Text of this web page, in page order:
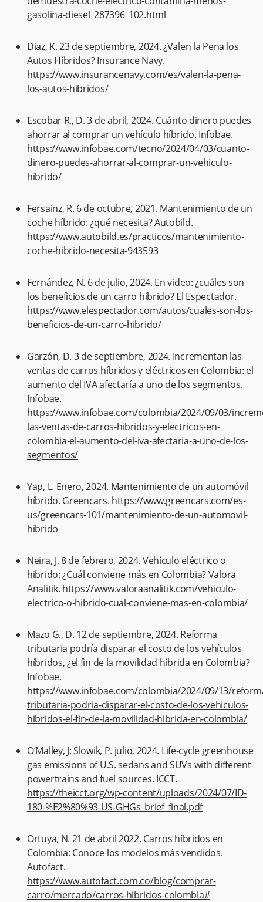
gasolina-diesel_287396_102.html
Diaz, K. 23 de septiembre, 2024. ¿Valen la Pena los
Autos Híbridos? Insurance Navy.
https://www.insurancenavy.com/es/valen-la-pena-
los-autos-hibridos/
Escobar R., D. 3 de abril, 2024. Cuánto dinero puedes
ahorrar al comprar un vehículo híbrido. Infobae.
https://www.infobae.com/tecno/2024/04/03/cuanto-
dinero-puedes-ahorrar-al-comprar-un-vehiculo-
hibrido/
Fersainz, R. 6 de octubre, 2021. Mantenimiento de un
coche híbrido: ¿qué necesita? Autobild.
https://www.autobild.es/practicos/mantenimiento-
coche-hibrido-necesita-943593
Fernández, N. 6 de julio, 2024. En video: ¿cuáles son
los beneficios de un carro híbrido? El Espectador.
https://www.elespectador.com/autos/cuales-son-los-
beneficios-de-un-carro-hibrido/
Garzón, D. 3 de septiembre, 2024. Incrementan las
ventas de carros híbridos y eléctricos en Colombia: el
aumento del IVA afectaría a uno de los segmentos.
Infobae.
https://www.infobae.com/colombia/2024/09/03/
las-ventas-de-carros-hibridos-y-electricos-en-
colombia-el-aumento-del-iva-afectaria-a-uno-de-los-
segmentos/
Yap, L. Enero, 2024. Mantenimiento de un automóvil
híbrido. Greencars. https://www.greencars.com/es-
us/greencars-101/mantenimiento-de-un-automovil-
hibrido
Neira, J. 8 de febrero, 2024. Vehículo eléctrico o
hibrido: ¿Cuál conviene más en Colombia? Valora
Analitik. https://www.valoraanalitik.com/vehiculo-
electrico-o-hibrido-cual-conviene-mas-en-colombia/
Mazo G., D. 12 de septiembre, 2024. Reforma
tributaria podría disparar el costo de los vehículos
híbridos, ¿el fin de la movilidad híbrida en Colombia?
Infobae.
https://www.infobae.com/colombia/2024/09/13/
tributaria-podria-disparar-el-costo-de-los-vehiculos-
hibridos-el-fin-de-la-movilidad-hibrida-en-colombia/
O’Malley, J; Slowik, P. julio, 2024. Life-cycle greenhouse
gas emissions of U.S. sedans and SUVs with different
powertrains and fuel sources. ICCT.
https://theicct.org/wp-content/uploads/2024/07/ID-
180-%E2%80%93-US-GHGs_brief_final.pdf
Ortuya, N. 21 de abril 2022. Carros híbridos en
Colombia: Conoce los modelos más vendidos.
Autofact.
https://www.autofact.com.co/blog/comprar-
carro/mercado/carros-hibridos-colombia#